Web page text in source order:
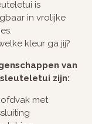
is
in vrolijke
kleur ga jij?
van
zijn:
met